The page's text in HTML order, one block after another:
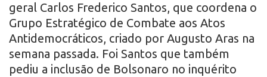
geral Carlos Frederico Santos, que coordena o
Grupo Estratégico de Combate aos Atos
Antidemocráticos, criado por Augusto Aras na
semana passada. Foi Santos que também
pediu a inclusão de Bolsonaro no inquérito